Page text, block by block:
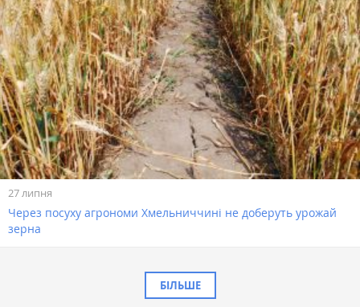
27 липня
Через посуху агрономи Хмельниччині не доберуть урожай
зерна
БІЛЬШЕ